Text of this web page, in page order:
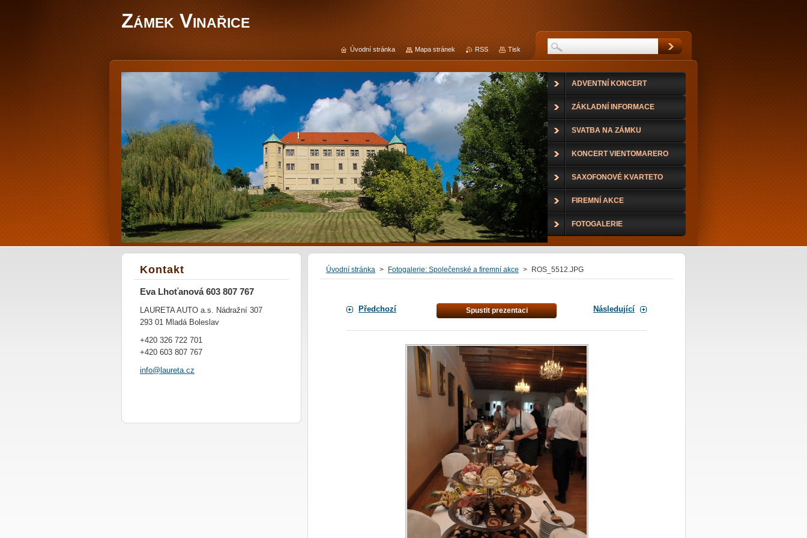
Zámek Vinařice
Úvodní stránka > Fotogalerie: Společenské a firemní akce > ROS_5512.JPG
Předchozí Spustit prezentaci Následující
Kontakt
Eva Lhoťanová 603 807 767
LAURETA AUTO a.s. Nádražní 307
293 01 Mladá Boleslav
+420 326 722 701
+420 603 807 767
info@laureta.cz
ADVENTNÍ KONCERT
ZÁKLADNÍ INFORMACE
SVATBA NA ZÁMKU
KONCERT VIENTOMARERO
DUO
SAXOFONOVÉ KVARTETO
FIREMNÍ AKCE
FOTOGALERIE
Úvodní stránka Mapa stránek RSS Tisk